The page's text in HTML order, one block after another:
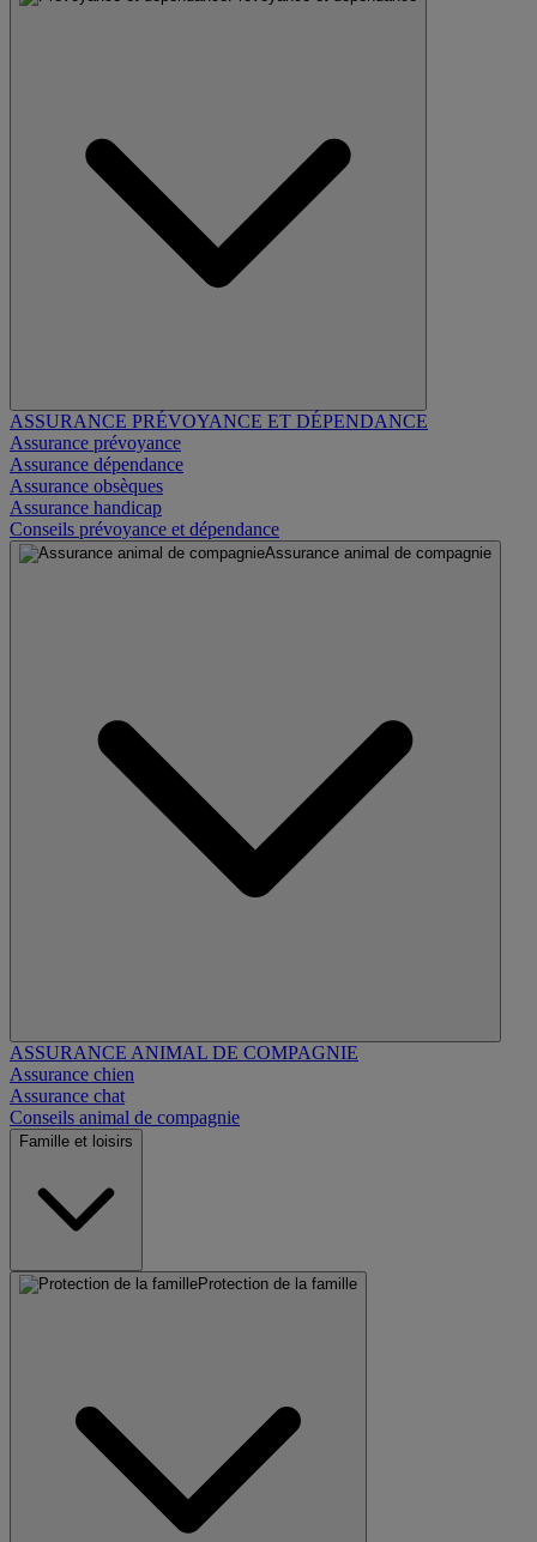
ASSURANCE PRÉVOYANCE ET DÉPENDANCE
Assurance prévoyance
Assurance dépendance
Assurance obsèques
Assurance handicap
Conseils prévoyance et dépendance
Assurance animal de compagnie
ASSURANCE ANIMAL DE COMPAGNIE
Assurance chien
Assurance chat
Conseils animal de compagnie
Famille et loisirs
Protection de la famille